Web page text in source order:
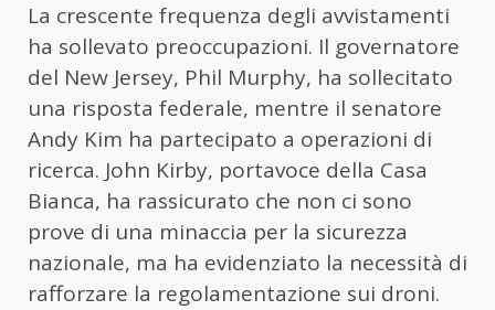
La crescente frequenza degli avvistamenti
ha sollevato preoccupazioni. Il governatore
del New Jersey, Phil Murphy, ha sollecitato
una risposta federale, mentre il senatore
Andy Kim ha partecipato a operazioni di
ricerca. John Kirby, portavoce della Casa
Bianca, ha rassicurato che non ci sono
prove di una minaccia per la sicurezza
nazionale, ma ha evidenziato la necessità di
rafforzare la regolamentazione sui droni.